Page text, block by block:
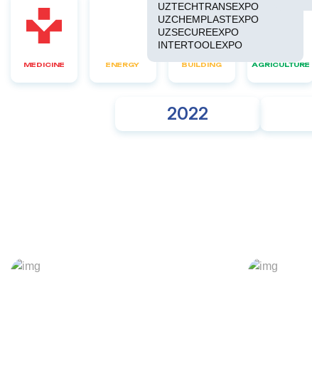
UZTECHTRANSEXPO
UZCHEMPLASTEXPO
UZSECUREEXPO
INTERTOOLEXPO
MEDICINE ENERGY BUILDING AGRICULTURE
2022